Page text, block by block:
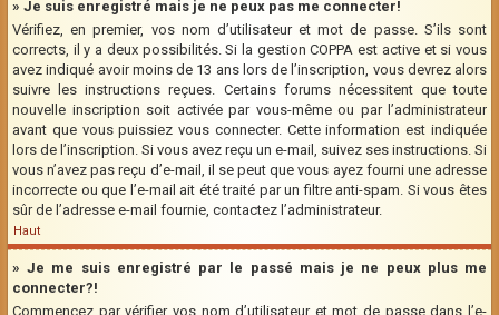
» Je suis enregistré mais je ne peux pas me connecter!
Vérifiez, en premier, vos nom d’utilisateur et mot de passe. S’ils sont
corrects, il y a deux possibilités. Si la gestion COPPA est active et si vous
avez indiqué avoir moins de 13 ans lors de l’inscription, vous devrez alors
suivre les instructions reçues. Certains forums nécessitent que toute
nouvelle inscription soit activée par vous-même ou par l’administrateur
avant que vous puissiez vous connecter. Cette information est indiquée
lors de l’inscription. Si vous avez reçu un e-mail, suivez ses instructions. Si
vous n’avez pas reçu d’e-mail, il se peut que vous ayez fourni une adresse
incorrecte ou que l’e-mail ait été traité par un filtre anti-spam. Si vous êtes
sûr de l’adresse e-mail fournie, contactez l’administrateur.
Haut
» Je me suis enregistré par le passé mais je ne peux plus me
connecter?!
Commencez par vérifier vos nom d’utilisateur et mot de passe dans l’e-